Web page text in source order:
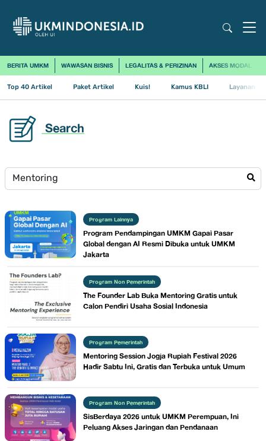
BERITA UMKM WAWASAN BISNIS LEGALITAS & PERIZINAN AKSES MODAL
Top 40 Artikel Paket Artikel Kuis! Kamus KBLI Layanan
Search
Program Lainnya
Program Pendampingan UMKM Gapai Pasar
Global dengan AI Resmi Dibuka untuk UMKM
Jakarta
Program Non Pemerintah
The Founder Lab Buka Mentoring Gratis untuk
Calon Pendiri Usaha Sosial Indonesia
Program Pemerintah
Mentoring Session Jogja Rupiah Festival 2026
Hadir Sabtu Ini, Gratis dan Terbuka untuk Umum
Program Non Pemerintah
SisBerdaya 2026 untuk UMKM Perempuan, Ini
Peluang Akses Jaringan dan Pendanaan